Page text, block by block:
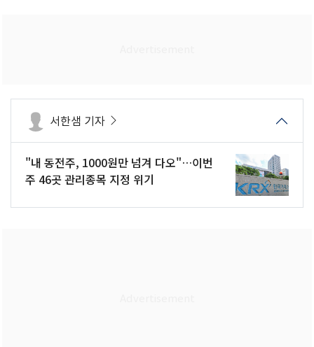
서한샘 기자
"내 동전주, 1000원만 넘겨 다오"…이번
주 46곳 관리종목 지정 위기